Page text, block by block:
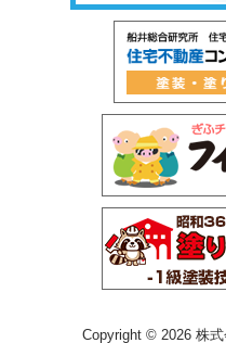
Copyright © 2026 株